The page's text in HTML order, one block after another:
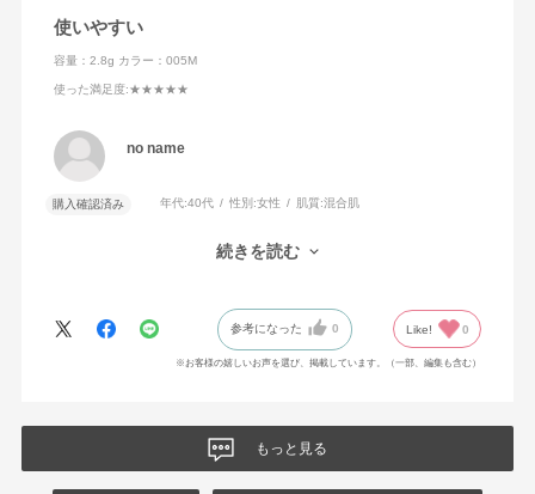
使いやすい
容量：2.8g カラー：005M
使った満足度:★★★★★
no name
購入確認済み 年代:40代 性別:女性 肌質:混合肌
肌馴染みがよく、自然に血色良く見えます。イエベの日常使いに
続きを読む
参考になった 0 Like! 0
※お客様の嬉しいお声を選び、掲載しています。（一部、編集も含む）
もっと見る